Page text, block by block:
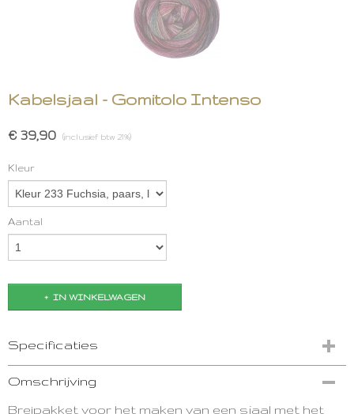
Kabelsjaal - Gomitolo Intenso
€ 39,90 (inclusief btw 21%)
Kleur
Aantal
IN WINKELWAGEN
Specificaties
Omschrijving
Breipakket voor het maken van een sjaal met het